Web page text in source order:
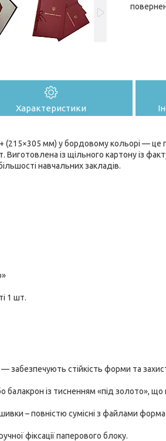
Характеристики
мм) у бордовому кольорі — це
Виготовлена із щільного картону із
навчальних закладів.
1 шт.
забезпечують стійкість форми та
балакрон із тисненням «під золото»,
– повністю сумісні з файлами
фіксації паперового блоку.